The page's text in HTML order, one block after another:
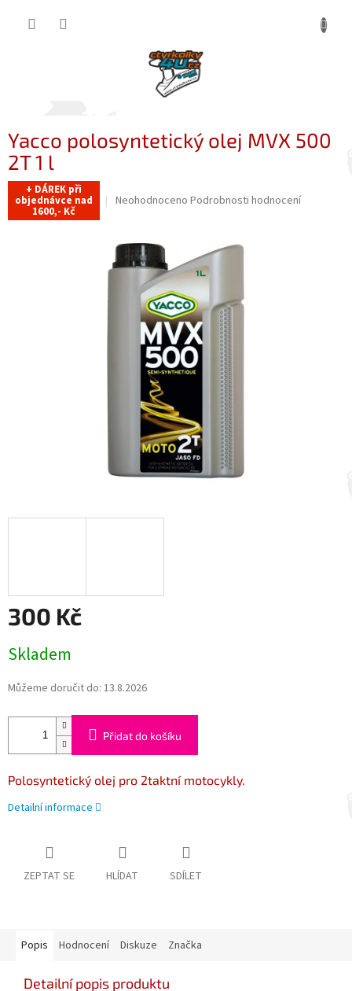
Yacco polosyntetický olej MVX 500
2T 1 l
+ DÁREK při
objednávce nad
1600,- Kč
Průměrné
je
0,0
hvězdiček.
Neohodnoceno Podrobnosti hodnocení
300 Kč
cena:
Skladem
Můžeme doručit do: 13.8.2026
Přidat do košíku
Polosyntetický olej pro 2taktní motocykly.
Detailní informace
ZEPTAT SE HLÍDAT SDÍLET
Popis Hodnocení Diskuze Značka
Detailní popis produktu